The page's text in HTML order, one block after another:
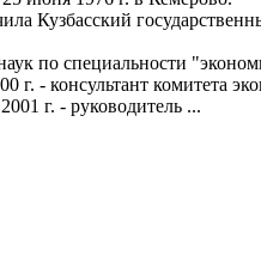
Кузбасский
по специальности
г. - консультант комитета
г. - руководитель ...